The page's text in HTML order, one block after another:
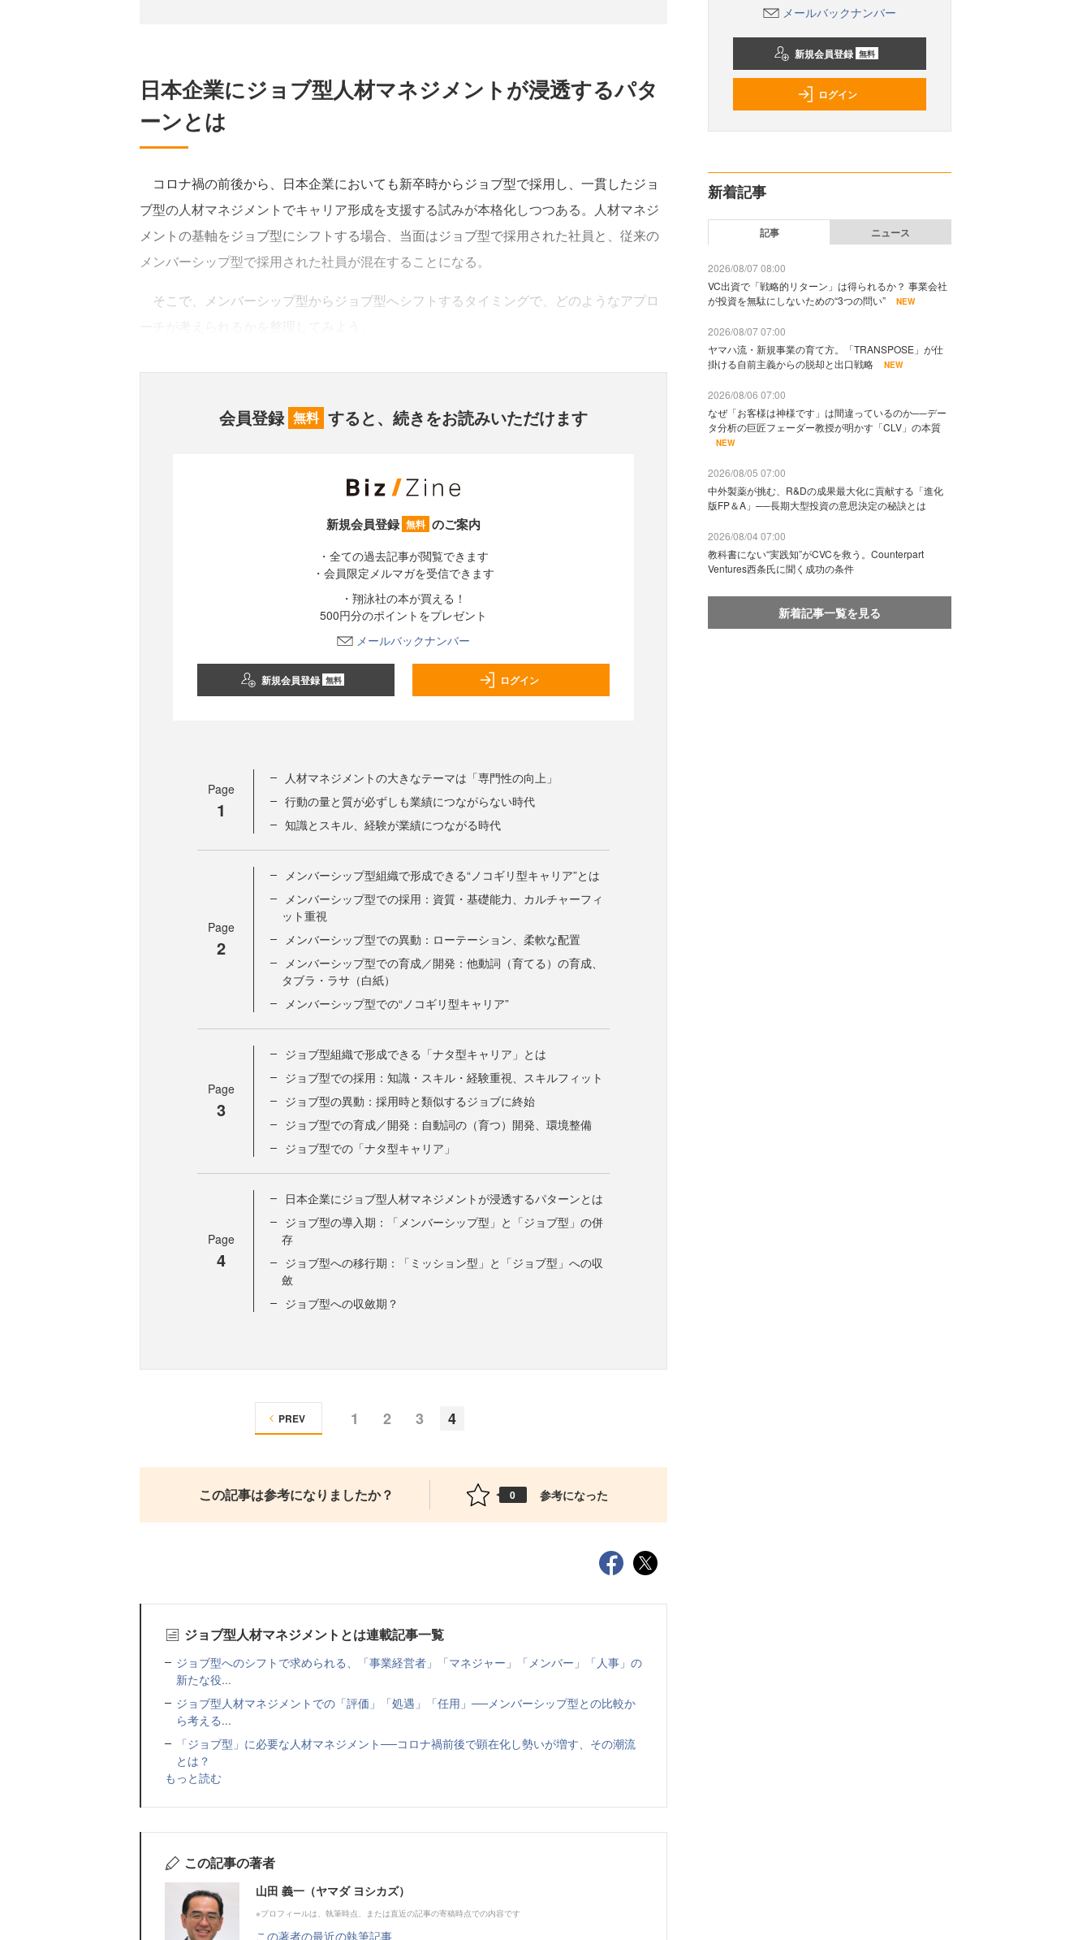
日本企業にジョブ型人材マネジメントが浸透するパタ
ーンとは
コロナ禍の前後から、日本企業においても新卒時からジョブ型で採用し、一貫したジョ
ブ型の人材マネジメントでキャリア形成を支援する試みが本格化しつつある。人材マネジ
メントの基軸をジョブ型にシフトする場合、当面はジョブ型で採用された社員と、従来の
メンバーシップ型で採用された社員が混在することになる。
そこで、メンバーシップ型からジョブ型へシフトするタイミングで、どのようなアプロ
会員登録 無料 すると、続きをお読みいただけます
新規会員登録 無料 のご案内
・全ての過去記事が閲覧できます
・会員限定メルマガを受信できます
・翔泳社の本が買える！
500円分のポイントをプレゼント
メールバックナンバー
新規会員登録 無料 ログイン
Page
1
人材マネジメントの大きなテーマは「専門性の向上」
行動の量と質が必ずしも業績につながらない時代
知識とスキル、経験が業績につながる時代
Page
2
メンバーシップ型組織で形成できる“ノコギリ型キャリア”とは
メンバーシップ型での採用：資質・基礎能力、カルチャーフィ
ット重視
メンバーシップ型での異動：ローテーション、柔軟な配置
メンバーシップ型での育成／開発：他動詞（育てる）の育成、
タブラ・ラサ（白紙）
メンバーシップ型での“ノコギリ型キャリア”
Page
3
ジョブ型組織で形成できる「ナタ型キャリア」とは
ジョブ型での採用：知識・スキル・経験重視、スキルフィット
ジョブ型の異動：採用時と類似するジョブに終始
ジョブ型での育成／開発：自動詞の（育つ）開発、環境整備
ジョブ型での「ナタ型キャリア」
Page
4
日本企業にジョブ型人材マネジメントが浸透するパターンとは
ジョブ型の導入期：「メンバーシップ型」と「ジョブ型」の併
存
ジョブ型への移行期：「ミッション型」と「ジョブ型」への収
斂
ジョブ型への収斂期？
1 2 3 4
PREV
この記事は参考になりましたか？ 0 参考になった
ジョブ型人材マネジメントとは連載記事一覧
ジョブ型へのシフトで求められる、「事業経営者」「マネジャー」「メンバー」「人事」の
新たな役...
ジョブ型人材マネジメントでの「評価」「処遇」「任用」──メンバーシップ型との比較か
ら考える...
「ジョブ型」に必要な人材マネジメント──コロナ禍前後で顕在化し勢いが増す、その潮流
とは？
もっと読む
この記事の著者
山田 義一（ヤマダ ヨシカズ）
※プロフィールは、執筆時点、または直近の記事の寄稿時点での内容です
この著者の最近の執筆記事
メールバックナンバー
新規会員登録 無料
ログイン
新着記事
記事 ニュース
2026/08/07 08:00
VC出資で「戦略的リターン」は得られるか？ 事業会社
が投資を無駄にしないための“3つの問い”
NEW
2026/08/07 07:00
ヤマハ流・新規事業の育て方。「TRANSPOSE」が仕
掛ける自前主義からの脱却と出口戦略
NEW
2026/08/06 07:00
なぜ「お客様は神様です」は間違っているのか──デー
タ分析の巨匠フェーダー教授が明かす「CLV」の本質
NEW
2026/08/05 07:00
中外製薬が挑む、R&Dの成果最大化に貢献する「進化
版FP＆A」──長期大型投資の意思決定の秘訣とは
2026/08/04 07:00
教科書にない“実践知”がCVCを救う。Counterpart
Ventures西条氏に聞く成功の条件
新着記事一覧を見る